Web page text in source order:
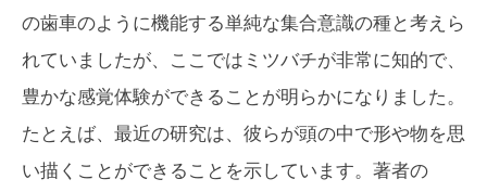
の歯車のように機能する単純な集合意識の種と考えら
れていましたが、ここではミツバチが非常に知的で、
豊かな感覚体験ができることが明らかになりました。
たとえば、最近の研究は、彼らが頭の中で形や物を思
い描くことができることを示しています。著者の